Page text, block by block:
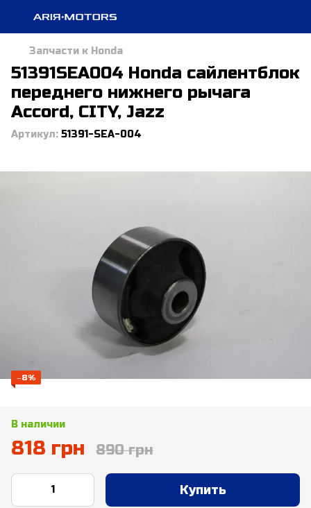
Запчасти к Honda
51391SEA004 Honda сайлентблок
переднего нижнего рычага
Accord, CITY, Jazz
Артикул: 51391-SEA-004
−8%
В наличии
818 грн 890 грн
Купить